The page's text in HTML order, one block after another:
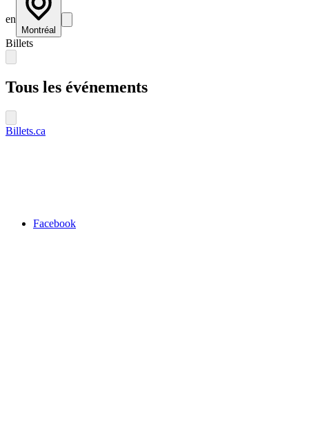
en
Montréal
Billets
Tous les événements
Billets.ca
Facebook